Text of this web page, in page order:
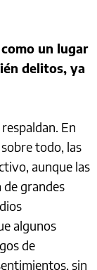
un lugar
delitos, ya
En
todo, las
aunque las
grandes
algunos
de
sin